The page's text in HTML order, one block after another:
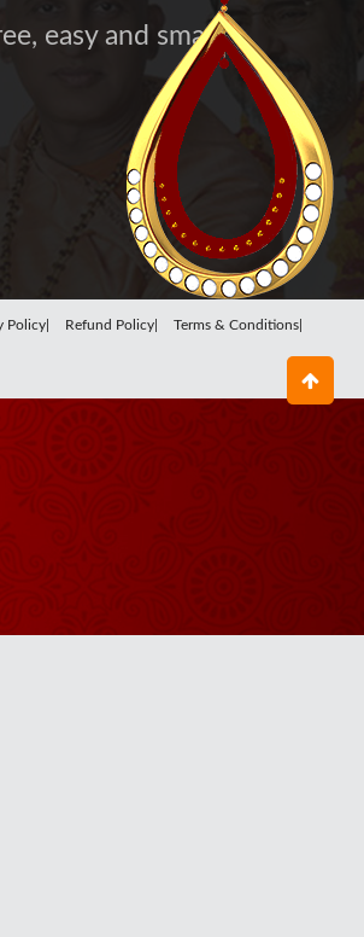
easy and smart
Policy| Refund Policy| Terms & Conditions|